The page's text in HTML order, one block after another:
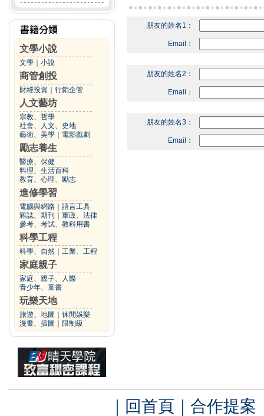
文學小說
文學 小說
商管創投
財經投資 行銷企管
人文藝坊
宗教、哲學
社會、人文、史地
藝術、美學
電影戲劇
勵志養生
醫療、保健
料理、生活百科
教育、心理、勵志
進修學習
電腦與網路
語言工具
雜誌、期刊
軍政、法律
參考、考試、教科用書
科學工程
科學、自然 工業、工程
家庭親子
家庭、親子、人際
青少年、童書
玩樂天地
旅遊、地圖
休閒娛樂
漫畫、插圖
限制級
朋友的姓名1：
Email：
朋友的姓名2：
Email：
朋友的姓名3：
Email：
｜ 回首頁 ｜ 合作提案